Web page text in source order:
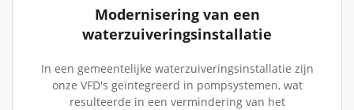
Modernisering van een
waterzuiveringsinstallatie
In een gemeentelijke waterzuiveringsinstallatie zijn
onze VFD's geïntegreerd in pompsystemen, wat
resulteerde in een vermindering van het